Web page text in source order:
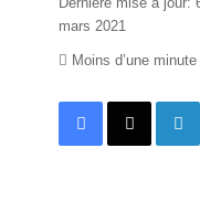
mars 2021
Moins d’une minute
Facebook
X